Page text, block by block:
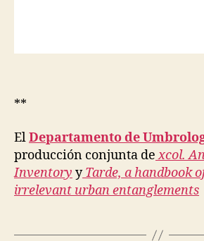
**
ElDepartamento de
producción conjunta de xcol.
Inventory y Tarde, a handbook
irrelevant urban entanglements